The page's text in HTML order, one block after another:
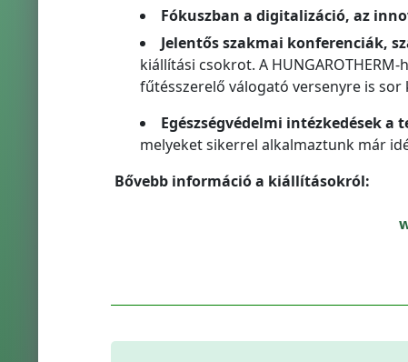
Fókuszban a digitalizáció, az
Jelentős szakmai konferenciák,
kiállítási csokrot. A
fűtésszerelő válogató versenyre is sor
Egészségvédelmi intézkedések a
melyeket sikerrel alkalmaztunk már
Bővebb információ a kiállításokról: